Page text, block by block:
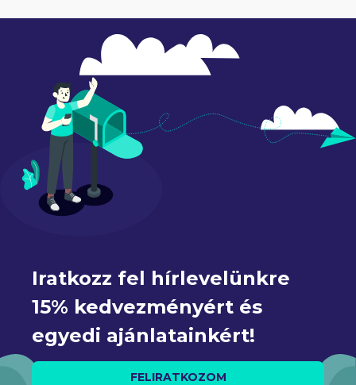
Iratkozz fel hírlevelünkre
15% kedvezményért és
egyedi ajánlatainkért!
FELIRATKOZOM